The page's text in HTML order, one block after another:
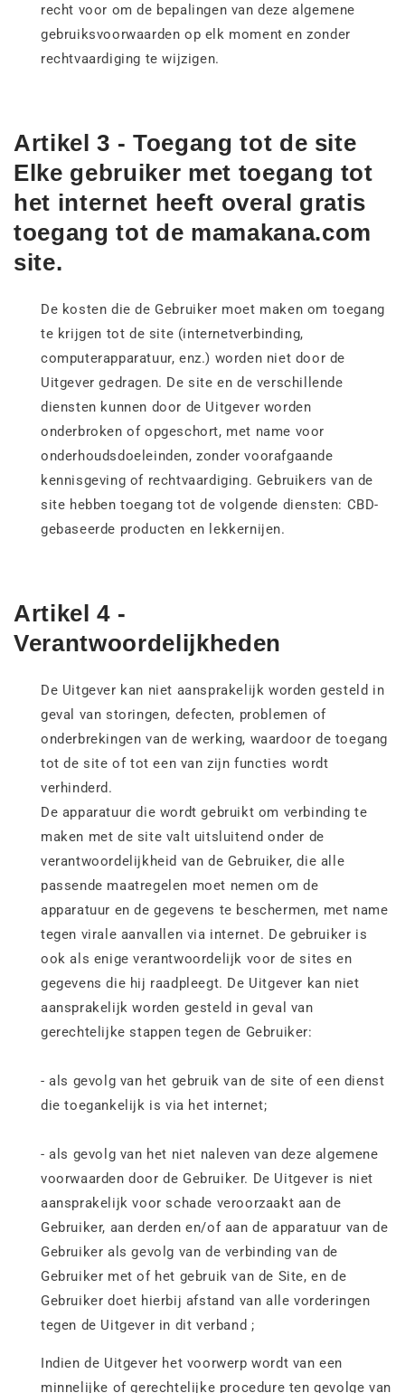
recht voor om de bepalingen van deze algemene
gebruiksvoorwaarden op elk moment en zonder
rechtvaardiging te wijzigen.
Artikel 3 - Toegang tot de site
Elke gebruiker met toegang tot
het internet heeft overal gratis
toegang tot de mamakana.com
site.
De kosten die de Gebruiker moet maken om toegang
te krijgen tot de site (internetverbinding,
computerapparatuur, enz.) worden niet door de
Uitgever gedragen. De site en de verschillende
diensten kunnen door de Uitgever worden
onderbroken of opgeschort, met name voor
onderhoudsdoeleinden, zonder voorafgaande
kennisgeving of rechtvaardiging. Gebruikers van de
site hebben toegang tot de volgende diensten: CBD-
gebaseerde producten en lekkernijen.
Artikel 4 -
Verantwoordelijkheden
De Uitgever kan niet aansprakelijk worden gesteld in
geval van storingen, defecten, problemen of
onderbrekingen van de werking, waardoor de toegang
tot de site of tot een van zijn functies wordt
verhinderd.
De apparatuur die wordt gebruikt om verbinding te
maken met de site valt uitsluitend onder de
verantwoordelijkheid van de Gebruiker, die alle
passende maatregelen moet nemen om de
apparatuur en de gegevens te beschermen, met name
tegen virale aanvallen via internet. De gebruiker is
ook als enige verantwoordelijk voor de sites en
gegevens die hij raadpleegt. De Uitgever kan niet
aansprakelijk worden gesteld in geval van
gerechtelijke stappen tegen de Gebruiker:
- als gevolg van het gebruik van de site of een dienst
die toegankelijk is via het internet;
- als gevolg van het niet naleven van deze algemene
voorwaarden door de Gebruiker. De Uitgever is niet
aansprakelijk voor schade veroorzaakt aan de
Gebruiker, aan derden en/of aan de apparatuur van de
Gebruiker als gevolg van de verbinding van de
Gebruiker met of het gebruik van de Site, en de
Gebruiker doet hierbij afstand van alle vorderingen
tegen de Uitgever in dit verband ;
Indien de Uitgever het voorwerp wordt van een
minnelijke of gerechtelijke procedure ten gevolge van